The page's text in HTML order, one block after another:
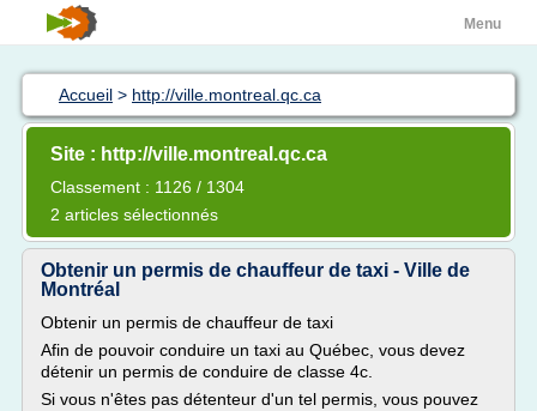
Menu
Accueil > http://ville.montreal.qc.ca
Site : http://ville.montreal.qc.ca
Classement : 1126 / 1304
2 articles sélectionnés
Obtenir un permis de chauffeur de taxi - Ville de
Montréal
Obtenir un permis de chauffeur de taxi
Afin de pouvoir conduire un taxi au Québec, vous devez
détenir un permis de conduire de classe 4c.
Si vous n'êtes pas détenteur d'un tel permis, vous pouvez